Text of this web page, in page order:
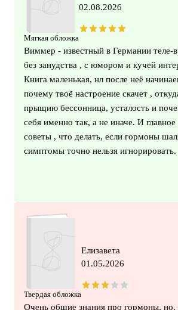
Мягкая обложка
02.08.2026
Виммер - известный в Германии теле-
без занудства , с юмором и кучей
Книга маленькая, нл после неё
почему твоё настроение скачет ,
прыщию бессонница, усталость и
себя именно так, а не иначе. И главное
советы , что делать, если гормоны
симптомы точно нельзя игнорировать.
Твердая обложка
Елизавета
01.05.2026
Очень общие знания про гормоны, но,